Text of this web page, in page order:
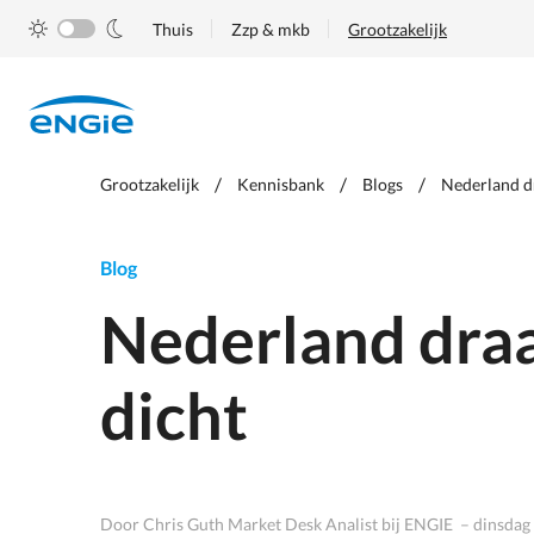
Thuis Zzp & mkb Grootzakelijk
Je
Grootzakelijk Kennisbank Blogs Nederland
Blog
Nederland
dicht
Door Chris Guth Market Desk Analist bij ENGIE –